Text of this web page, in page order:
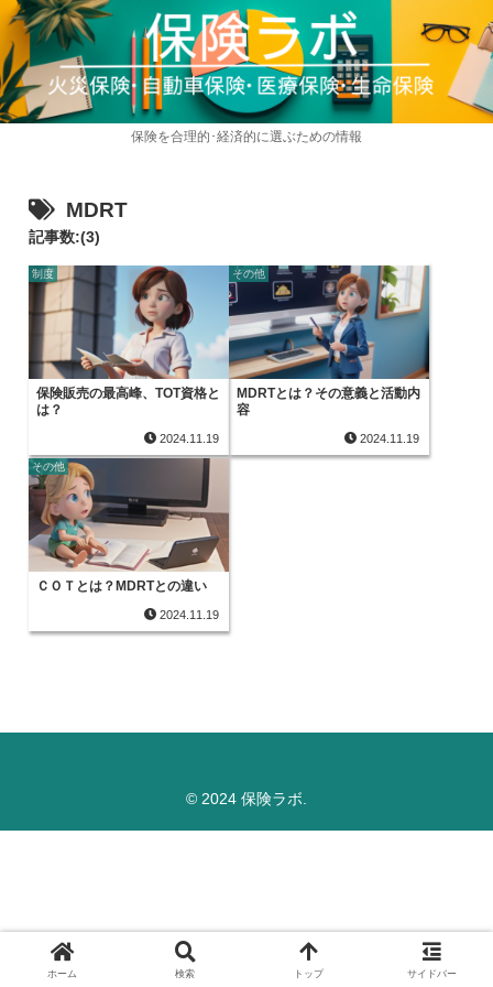
保険を合理的･経済的に選ぶための情報
MDRT
記事数:(3)
制度
保険販売の最高峰、TOT資格と
は？
2024.11.19
その他
MDRTとは？その意義と活動内
容
2024.11.19
その他
ＣＯＴとは？MDRTとの違い
2024.11.19
© 2024 保険ラボ.
ホーム 検索 トップ サイドバー